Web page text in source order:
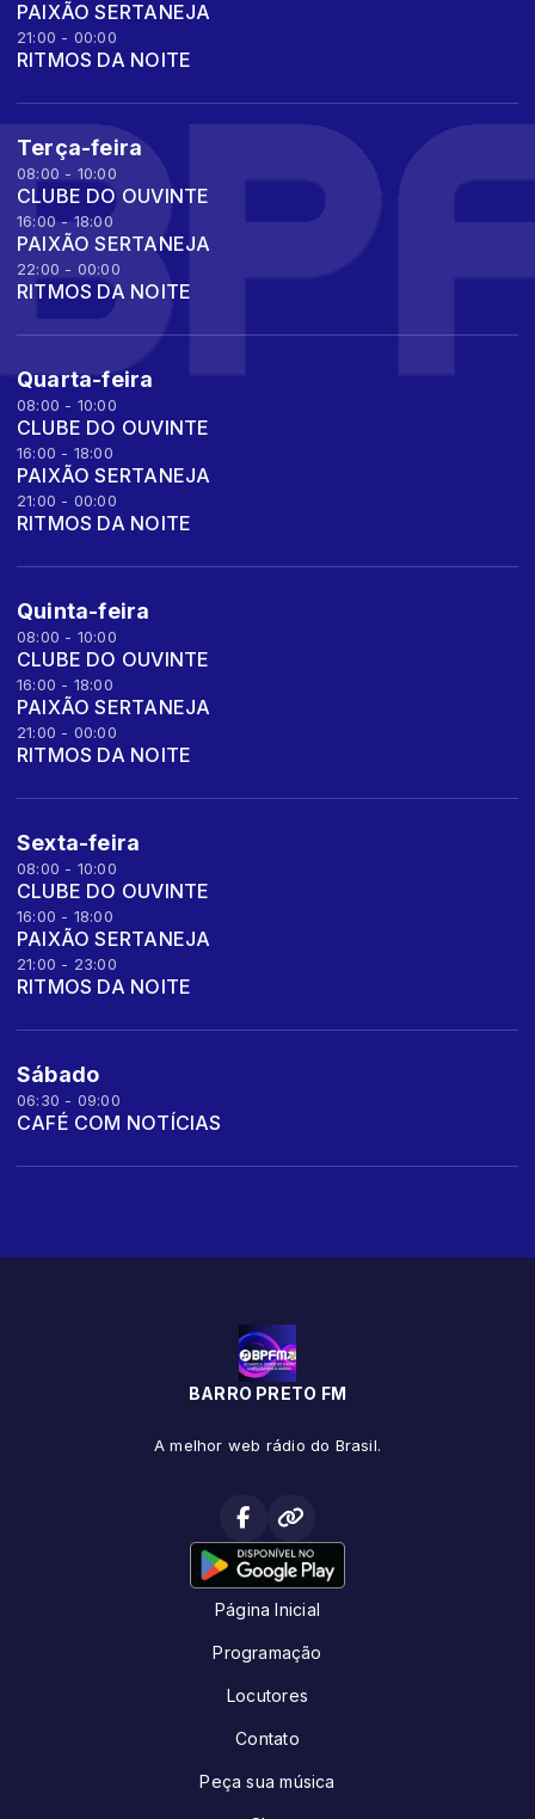
PAIXÃO SERTANEJA
21:00 - 00:00
RITMOS DA NOITE
Terça-feira
08:00 - 10:00
CLUBE DO OUVINTE
16:00 - 18:00
PAIXÃO SERTANEJA
22:00 - 00:00
RITMOS DA NOITE
Quarta-feira
08:00 - 10:00
CLUBE DO OUVINTE
16:00 - 18:00
PAIXÃO SERTANEJA
21:00 - 00:00
RITMOS DA NOITE
Quinta-feira
08:00 - 10:00
CLUBE DO OUVINTE
16:00 - 18:00
PAIXÃO SERTANEJA
21:00 - 00:00
RITMOS DA NOITE
Sexta-feira
08:00 - 10:00
CLUBE DO OUVINTE
16:00 - 18:00
PAIXÃO SERTANEJA
21:00 - 23:00
RITMOS DA NOITE
Sábado
06:30 - 09:00
CAFÉ COM NOTÍCIAS
BARRO PRETO FM
A melhor web rádio do Brasil.
Página Inicial
Programação
Locutores
Contato
Peça sua música